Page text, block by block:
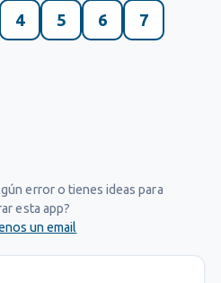
4 5 6 7
error o tienes ideas para
esta app?
un email